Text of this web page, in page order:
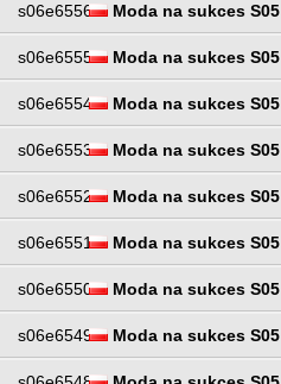
s06e6556 Moda na sukces S05
s06e6555 Moda na sukces S05
s06e6554 Moda na sukces S05
s06e6553 Moda na sukces S05
s06e6552 Moda na sukces S05
s06e6551 Moda na sukces S05
s06e6550 Moda na sukces S05
s06e6549 Moda na sukces S05